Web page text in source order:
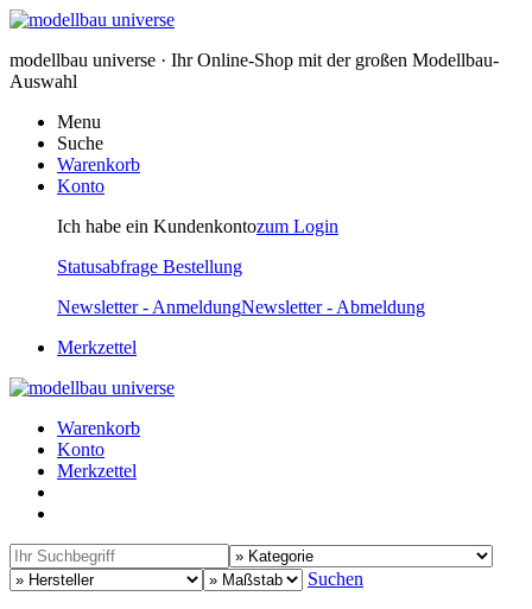
modellbau universe · Ihr Online-Shop mit der großen Modellbau-
Auswahl
Menu
Suche
Warenkorb
Konto
Ich habe ein Kundenkontozum Login
Statusabfrage Bestellung
Newsletter - AnmeldungNewsletter - Abmeldung
Merkzettel
Warenkorb
Konto
Merkzettel
Suchen